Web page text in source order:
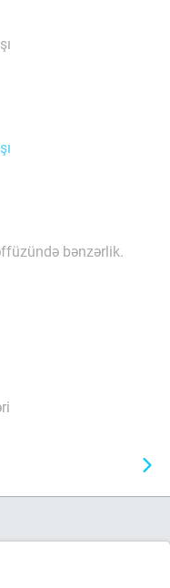
bənzərlik.